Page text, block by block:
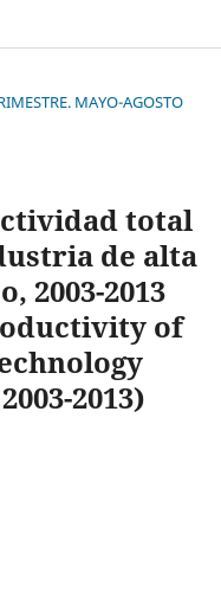
MAYO-AGOSTO
total
de alta
2003-2013
of
2013)